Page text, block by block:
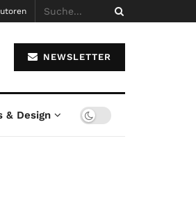
NEWSLETTER
& Design